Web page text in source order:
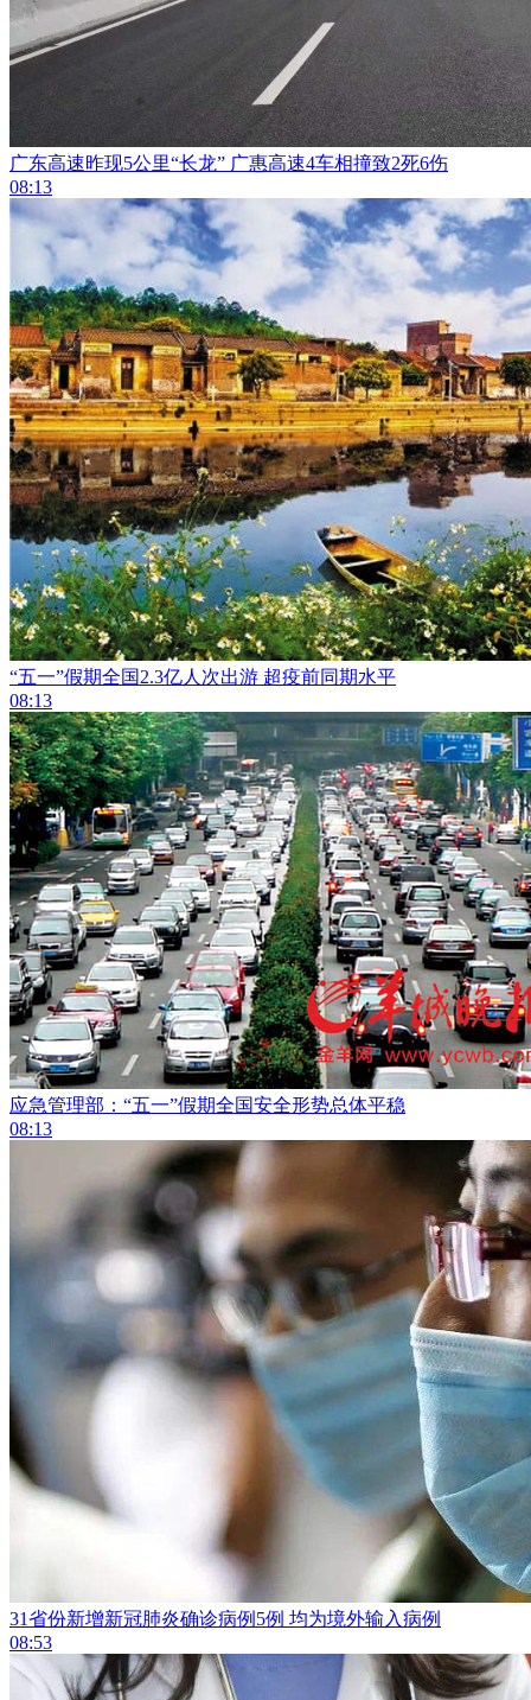
广东高速昨现5公里“长龙” 广惠高速4车相撞致2死6伤
08:13
“五一”假期全国2.3亿人次出游 超疫前同期水平
08:13
应急管理部：“五一”假期全国安全形势总体平稳
08:13
31省份新增新冠肺炎确诊病例5例 均为境外输入病例
08:53